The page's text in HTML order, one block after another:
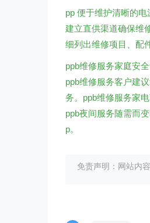
pp 便于维护清晰的
建立直供渠道确保维
细列出维修项目、配
ppb维修服务家庭安
ppb维修服务客户建
务。ppb维修服务家
ppb夜间服务随需而
p。
免责声明：网站内